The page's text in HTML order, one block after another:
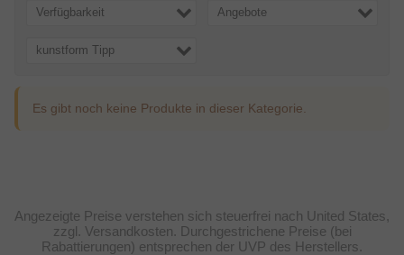
Verfügbarkeit Angebote
kunstform Tipp
Es gibt noch keine Produkte in dieser Kategorie.
Angezeigte Preise verstehen sich steuerfrei nach United States,
zzgl. Versandkosten. Durchgestrichene Preise (bei
Rabattierungen) entsprechen der UVP des Herstellers.